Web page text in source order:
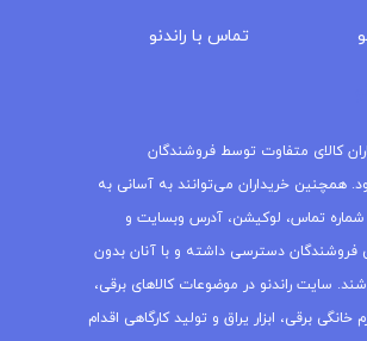
تماس با راندنو
کالای متفاوت توسط فروشندگان
همچنین خریداران می‌توانند به آسانی به
تماس، لوکیشن، آدرس وبسایت و
فروشندگان دسترسی داشته و با آنان بدون
سایت راندنو در موضوعات کالاهای برقی،
خانگی برقی، ابزار یراق و تولید کارگاهی اقدام